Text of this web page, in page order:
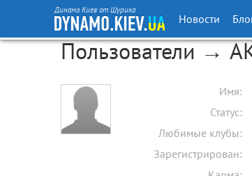
Динамо Киев от Шурика
Новости
Пользователи →
Имя:
Статус:
Любимые клубы:
Зарегистрирован: